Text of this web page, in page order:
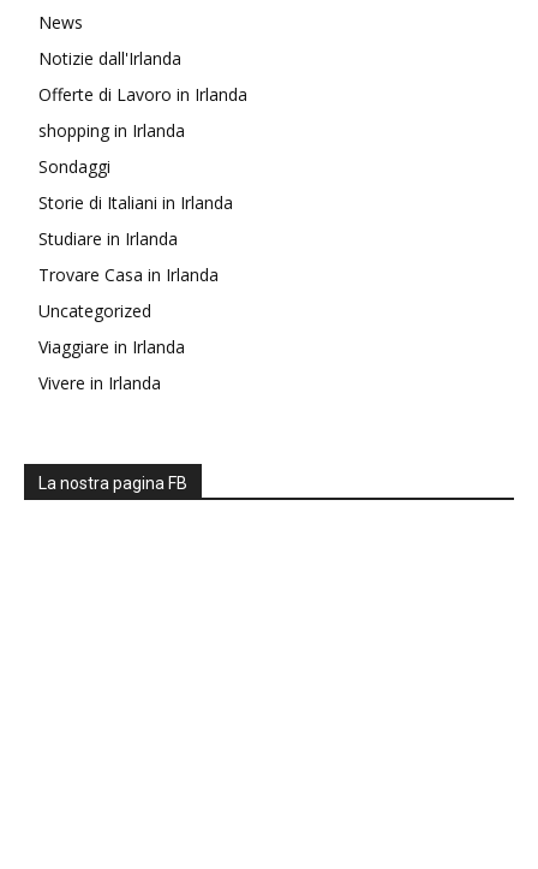
News
Notizie dall'Irlanda
Offerte di Lavoro in Irlanda
shopping in Irlanda
Sondaggi
Storie di Italiani in Irlanda
Studiare in Irlanda
Trovare Casa in Irlanda
Uncategorized
Viaggiare in Irlanda
Vivere in Irlanda
La nostra pagina FB